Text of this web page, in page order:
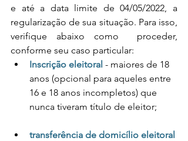
e até a data limite de 04/05/2022, a
regularização de sua situação. Para isso,
verifique abaixo como  proceder,
conforme seu caso particular:
Inscrição eleitoral - maiores de 18
anos (opcional para aqueles entre
16 e 18 anos incompletos) que
nunca tiveram título de eleitor;
transferência de domicílio eleitoral